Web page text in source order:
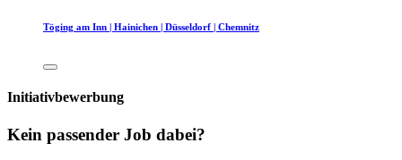
Töging am Inn | Hainichen | Düsseldorf | Chemnitz
Initiativbewerbung
Kein passender Job dabei?